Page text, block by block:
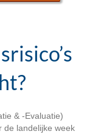
& -Evaluatie)
de landelijke week